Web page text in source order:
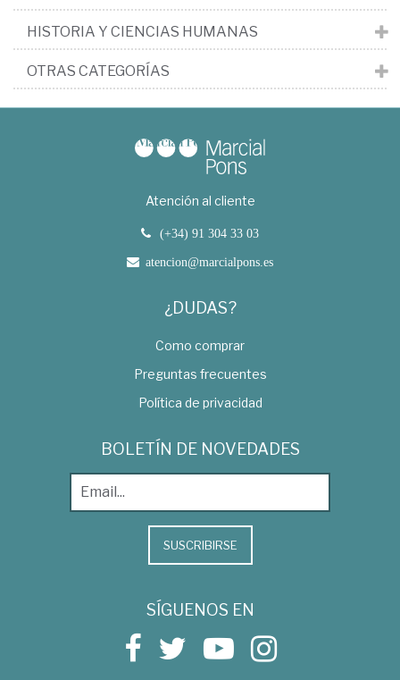
HISTORIA Y CIENCIAS HUMANAS
OTRAS CATEGORÍAS
Atención al cliente
(+34) 91 304 33 03
atencion@marcialpons.es
¿DUDAS?
Como comprar
Preguntas frecuentes
Política de privacidad
BOLETÍN DE NOVEDADES
SUSCRIBIRSE
SÍGUENOS EN